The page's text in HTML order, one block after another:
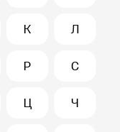
К Л
Р С
Ц Ч